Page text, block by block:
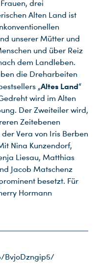
drei
Alten Land ist
unserer Mütter und
und über Reiz
dem Landleben.
die Dreharbeiten
„Altes Land“
wird im Alten
Der Zweiteiler wird,
Zeitebenen
Vera von Iris Berben
Nina Kunzendorf,
Liesau, Matthias
Jacob Matschenz
besetzt. Für
Hormann
BvjoDzngip5/